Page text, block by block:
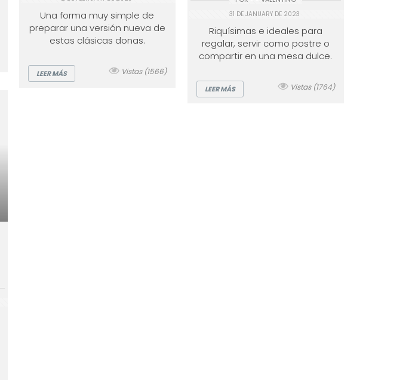
Una forma muy simple de
preparar una versión nueva de
estas clásicas donas.
Vistas (1566)
LEER MÁS
31 DE JANUARY DE 2023
Riquísimas e ideales para
regalar, servir como postre o
compartir en una mesa dulce.
Vistas (1764)
LEER MÁS